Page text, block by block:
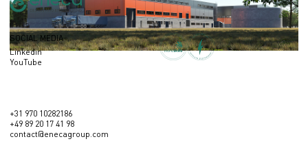
SOCIAL MEDIA
Linkedin
YouTube
+31 970 10282186
+49 89 20 17 41 98
contact@enecagroup.com